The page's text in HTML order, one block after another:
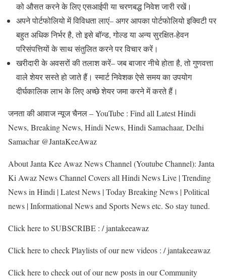
को औसत करने के लिए एसआईपी या चरणबद्ध निवेश जारी रखें।
अपने पोर्टफोलियो में विविधता लाएं– अगर आपका पोर्टफोलियो इक्विटी पर
बहुत अधिक निर्भर है, तो इसे बॉन्ड, गोल्ड या अन्य सुरक्षित-हेवन
परिसंपत्तियों के साथ संतुलित करने पर विचार करें।
खरीदारी के अवसरों की तलाश करें– जब बाजार नीचे होता है, तो गुणवत्ता
वाले शेयर सस्ते हो जाते हैं। स्मार्ट निवेशक ऐसे समय का उपयोग
दीर्घकालिक लाभ के लिए अच्छे शेयर जमा करने में करते हैं।
जनता की आवाज न्यूज चैनल – YouTube : Find all Latest Hindi
News, Breaking News, Hindi News, Hindi Samachaar, Delhi
Samachar @JantaKeeAwaz
About Janta Kee Awaz News Channel (Youtube Channel): Janta
Ki Awaz News Channel Covers all Hindi News Live | Trending
News in Hindi | Latest News | Today Breaking News | Political
news | Informational News and Sports News etc. So stay tuned.
Click here to SUBSCRIBE : / jantakeeawaz
Click here to check Playlists of our new videos : / jantakeeawaz
Click here to check out of our new posts in our Community